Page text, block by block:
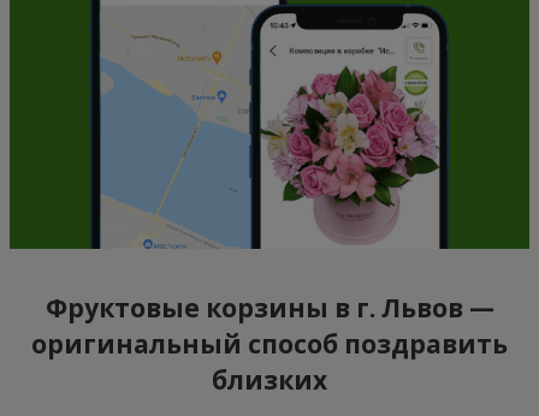
Фруктовые корзины в г. Львов —
оригинальный способ поздравить
близких